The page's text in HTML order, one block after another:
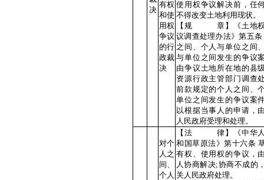
决
有权
和使
用权
争议
的行
政裁
决
使用权争议解决前，任
不得改变土地利用现状。
【规 章】《土地权
议调查处理办法》第五
之间、个人与单位之间
与单位之间发生的争议
由争议土地所在地的县
资源行政主管部门调查
前款规定的个人之间、
单位之间发生的争议案
以根据当事人的申请，
人民政府受理和处理。
对个
人之
间、
个人
【法 律】《中华人
和国草原法》第十六条
有权、使用权的争议，
人协商解决;协商不成的
关人民政府处理。